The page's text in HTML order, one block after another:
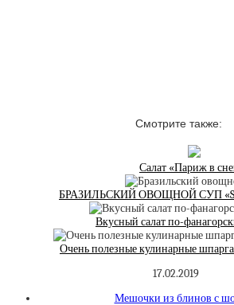
Смотрите также:
Салат «Париж в
БРАЗИЛЬСКИЙ ОВОЩНОЙ СУП
Вкусный салат по-
Очень полезные кулинарные
17.02.2019
Мешочки из блинов с